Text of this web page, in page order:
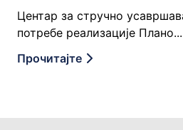
Центар за стручно
потребе реализације Плано...
Прочитајте